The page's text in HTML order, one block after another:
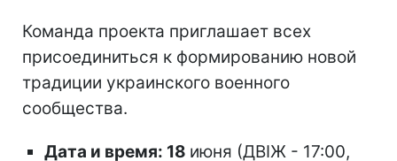
Команда проекта приглашает всех
присоединиться к формированию новой
традиции украинского военного
сообщества.
Дата и время: 18 июня (ДВІЖ - 17:00,